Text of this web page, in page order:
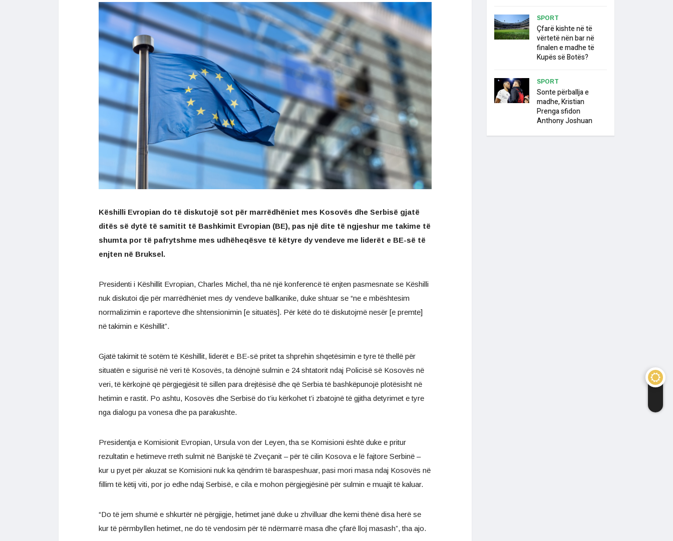
Këshilli Evropian do të diskutojë sot për marrëdhëniet mes Kosovës dhe Serbisë gjatë
ditës së dytë të samitit të Bashkimit Evropian (BE), pas një dite të ngjeshur me takime të
shumta por të pafrytshme mes udhëheqësve të këtyre dy vendeve me liderët e BE-së të
enjten në Bruksel.
Presidenti i Këshillit Evropian, Charles Michel, tha në një konferencë të enjten pasmesnate se Këshilli
nuk diskutoi dje për marrëdhëniet mes dy vendeve ballkanike, duke shtuar se “ne e mbështesim
normalizimin e raporteve dhe shtensionimin [e situatës]. Për këtë do të diskutojmë nesër [e premte]
në takimin e Këshillit”.
Gjatë takimit të sotëm të Këshillit, liderët e BE-së pritet ta shprehin shqetësimin e tyre të thellë për
situatën e sigurisë në veri të Kosovës, ta dënojnë sulmin e 24 shtatorit ndaj Policisë së Kosovës në
veri, të kërkojnë që përgjegjësit të sillen para drejtësisë dhe që Serbia të bashkëpunojë plotësisht në
hetimin e rastit. Po ashtu, Kosovës dhe Serbisë do t’iu kërkohet t’i zbatojnë të gjitha detyrimet e tyre
nga dialogu pa vonesa dhe pa parakushte.
Presidentja e Komisionit Evropian, Ursula von der Leyen, tha se Komisioni është duke e pritur
rezultatin e hetimeve rreth sulmit në Banjskë të Zveçanit – për të cilin Kosova e lë fajtore Serbinë –
kur u pyet për akuzat se Komisioni nuk ka qëndrim të baraspeshuar, pasi mori masa ndaj Kosovës në
fillim të këtij viti, por jo edhe ndaj Serbisë, e cila e mohon përgjegjësinë për sulmin e muajit të kaluar.
“Do të jem shumë e shkurtër në përgjigje, hetimet janë duke u zhvilluar dhe kemi thënë disa herë se
kur të përmbyllen hetimet, ne do të vendosim për të ndërmarrë masa dhe çfarë lloj masash”, tha ajo.
SPORT
Çfarë kishte në të
vërtetë nën bar në
finalen e madhe të
Kupës së Botës?
SPORT
Sonte përballja e
madhe, Kristian
Prenga sfidon
Anthony Joshuan